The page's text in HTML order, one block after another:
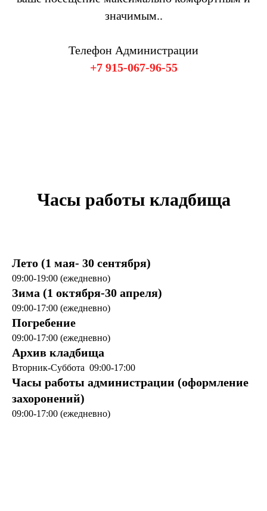
значимым..
Телефон Администрации
+7 915-067-96-55
Часы работы кладбища
Лето (1 мая- 30 сентября)
09:00-19:00 (ежедневно)
Зима (1 октября-30 апреля)
09:00-17:00 (ежедневно)
Погребение
09:00-17:00 (ежедневно)
Архив кладбища
Вторник-Суббота 09:00-17:00
Часы работы администрации (оформление
захоронений)
09:00-17:00 (ежедневно)